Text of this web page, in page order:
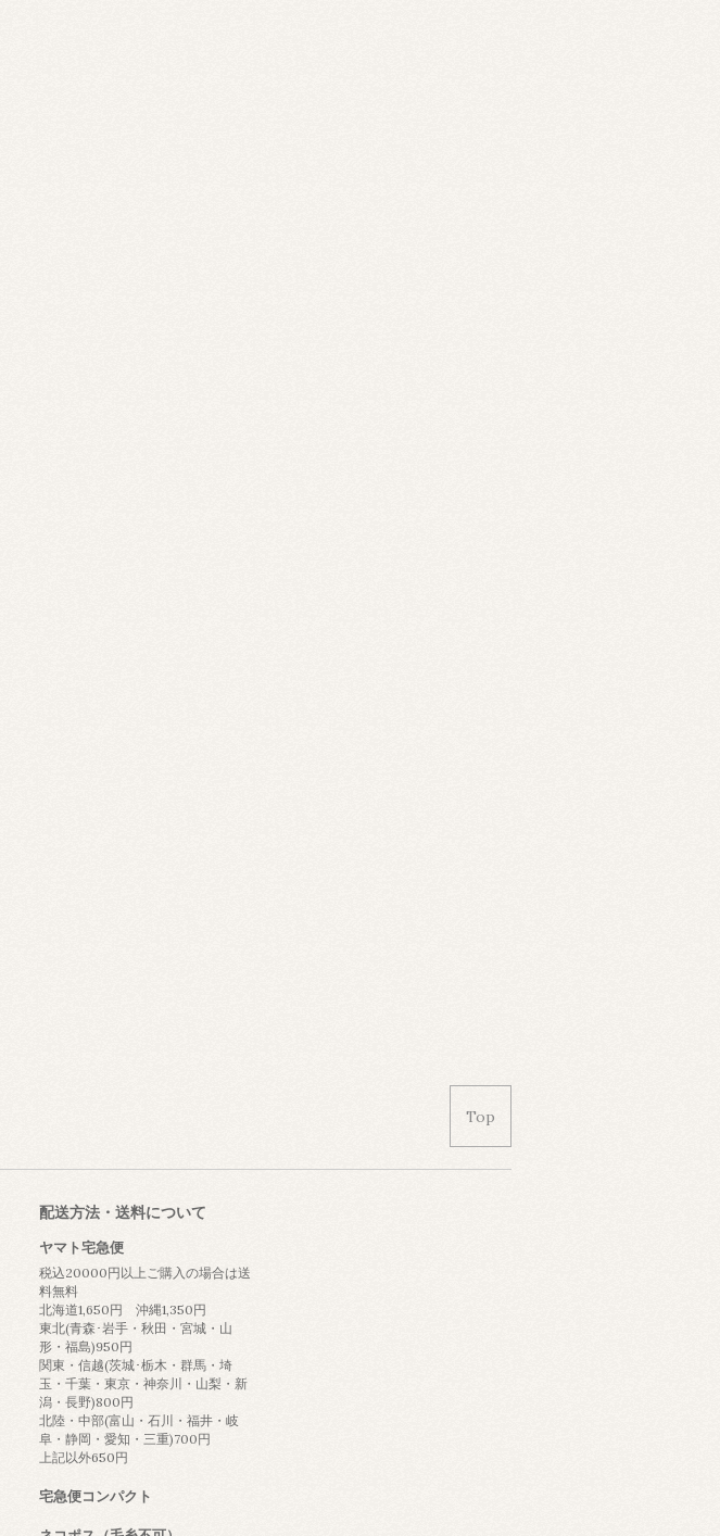
Top
配送方法・送料について
ヤマト宅急便
税込20000円以上ご購入の場合は送
料無料
北海道1,650円 沖縄1,350円
東北(青森･岩手・秋田・宮城・山
形・福島)950円
関東・信越(茨城･栃木・群馬・埼
玉・千葉・東京・神奈川・山梨・新
潟・長野)800円
北陸・中部(富山・石川・福井・岐
阜・静岡・愛知・三重)700円
上記以外650円
宅急便コンパクト